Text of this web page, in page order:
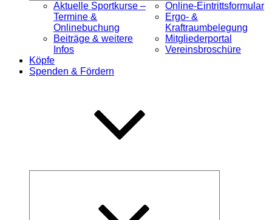
Aktuelle Sportkurse –
Termine &
Onlinebuchung
Beiträge & weitere
Infos
Online-Eintrittsformular
Ergo- &
Kraftraumbelegung
Mitgliederportal
Vereinsbroschüre
Köpfe
Spenden & Fördern